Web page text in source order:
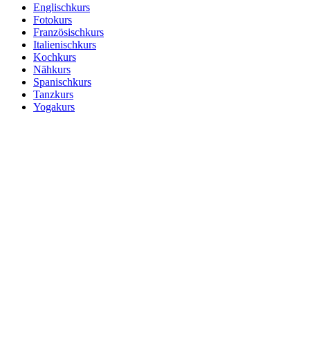
Englischkurs
Fotokurs
Französischkurs
Italienischkurs
Kochkurs
Nähkurs
Spanischkurs
Tanzkurs
Yogakurs